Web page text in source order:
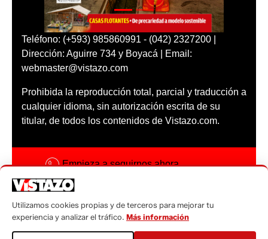
Teléfono: (+593) 985860991 - (042) 2327200 |
Dirección: Aguirre 734 y Boyacá | Email:
webmaster@vistazo.com
Prohibida la reproducción total, parcial y traducción a
cualquier idioma, sin autorización escrita de su
titular, de todos los contenidos de Vistazo.com.
Empieza a seguirnos ahora
Código ética
Sugerencias a:
Utilizamos cookies propias y de terceros para mejorar tu
experiencia y analizar el tráfico. Más información